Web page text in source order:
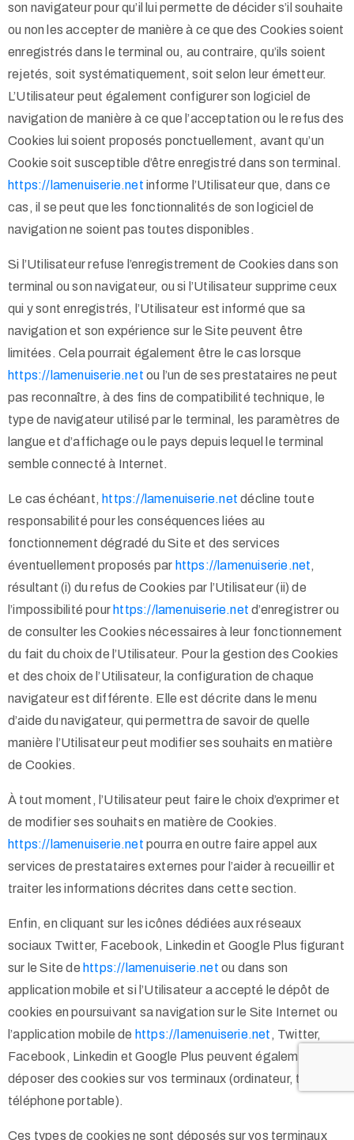
son navigateur pour qu’il lui permette de décider s’il souhaite
ou non les accepter de manière à ce que des Cookies soient
enregistrés dans le terminal ou, au contraire, qu’ils soient
rejetés, soit systématiquement, soit selon leur émetteur.
L’Utilisateur peut également configurer son logiciel de
navigation de manière à ce que l’acceptation ou le refus des
Cookies lui soient proposés ponctuellement, avant qu’un
Cookie soit susceptible d’être enregistré dans son terminal.
https://lamenuiserie.net informe l’Utilisateur que, dans ce
cas, il se peut que les fonctionnalités de son logiciel de
navigation ne soient pas toutes disponibles.
Si l’Utilisateur refuse l’enregistrement de Cookies dans son
terminal ou son navigateur, ou si l’Utilisateur supprime ceux
qui y sont enregistrés, l’Utilisateur est informé que sa
navigation et son expérience sur le Site peuvent être
limitées. Cela pourrait également être le cas lorsque
https://lamenuiserie.net ou l’un de ses prestataires ne peut
pas reconnaître, à des fins de compatibilité technique, le
type de navigateur utilisé par le terminal, les paramètres de
langue et d’affichage ou le pays depuis lequel le terminal
semble connecté à Internet.
Le cas échéant, https://lamenuiserie.net décline toute
responsabilité pour les conséquences liées au
fonctionnement dégradé du Site et des services
éventuellement proposés par https://lamenuiserie.net,
résultant (i) du refus de Cookies par l’Utilisateur (ii) de
l’impossibilité pour https://lamenuiserie.net d’enregistrer ou
de consulter les Cookies nécessaires à leur fonctionnement
du fait du choix de l’Utilisateur. Pour la gestion des Cookies
et des choix de l’Utilisateur, la configuration de chaque
navigateur est différente. Elle est décrite dans le menu
d’aide du navigateur, qui permettra de savoir de quelle
manière l’Utilisateur peut modifier ses souhaits en matière
de Cookies.
À tout moment, l’Utilisateur peut faire le choix d’exprimer et
de modifier ses souhaits en matière de Cookies.
https://lamenuiserie.net pourra en outre faire appel aux
services de prestataires externes pour l’aider à recueillir et
traiter les informations décrites dans cette section.
Enfin, en cliquant sur les icônes dédiées aux réseaux
sociaux Twitter, Facebook, Linkedin et Google Plus figurant
sur le Site de https://lamenuiserie.net ou dans son
application mobile et si l’Utilisateur a accepté le dépôt de
cookies en poursuivant sa navigation sur le Site Internet ou
l’application mobile de https://lamenuiserie.net , Twitter,
Facebook, Linkedin et Google Plus peuvent également
déposer des cookies sur vos terminaux (ordinateur, tablette,
téléphone portable).
Ces types de cookies ne sont déposés sur vos terminaux